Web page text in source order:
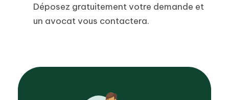
Déposez gratuitement votre demande et
un avocat vous contactera.